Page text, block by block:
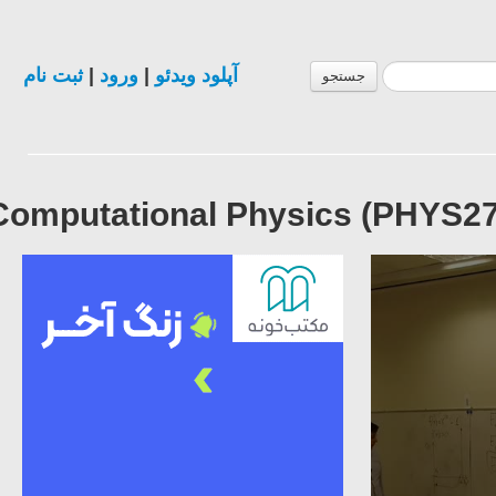
جستجو آپلود ویدئو| ورود| ثبت نام
Computational Physics